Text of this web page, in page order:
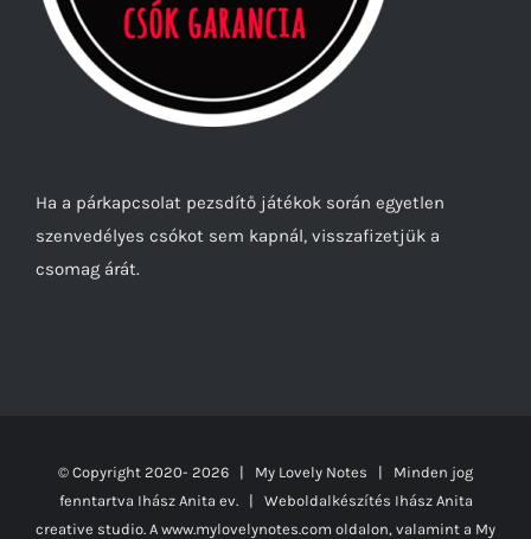
Ha a párkapcsolat pezsdítő játékok során egyetlen
szenvedélyes csókot sem kapnál, visszafizetjük a
csomag árát.
© Copyright 2020- 2026 | My Lovely Notes | Minden jog
fenntartva Ihász Anita ev. | Weboldalkészítés Ihász Anita
creative studio. A www.mylovelynotes.com oldalon, valamint a My